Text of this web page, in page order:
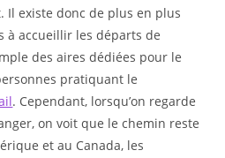
Il existe donc de plus en plus
à accueillir les départs de
des aires dédiées pour le
pratiquant le
. Cependant, lorsqu’on regarde
on voit que le chemin reste
et au Canada, les